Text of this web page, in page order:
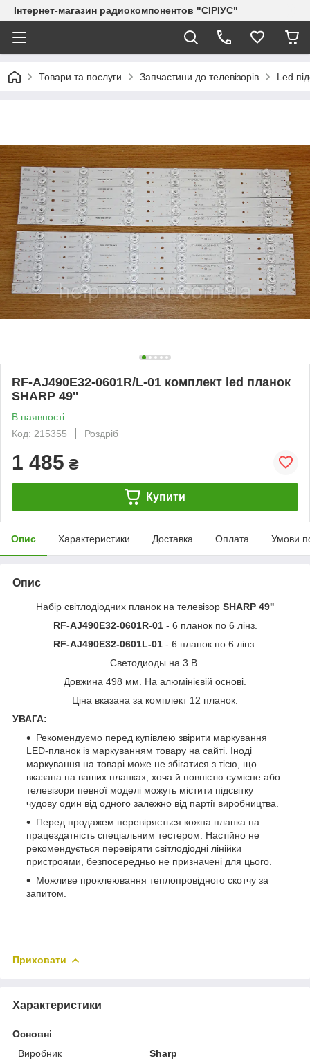
Інтернет-магазин радиокомпонентов "СІРІУС"
Товари та послуги Запчастини до телевізорів Led
RF-AJ490E32-0601R/L-01 комплект led планок
SHARP 49''
В наявності
Код: 215355
Роздріб
1 485 ₴
Купити
Опис Характеристики Доставка Оплата Умови
Опис
Набір світлодіодних планок на телевізор SHARP 49''
RF-AJ490E32-0601R-01 - 6 планок по 6 лінз.
RF-AJ490E32-0601L-01 - 6 планок по 6 лінз.
Светодиоды на 3 В.
Довжина 498 мм. На алюмінієвій основі.
Ціна вказана за комплект 12 планок.
УВАГА:
Рекомендуємо перед купівлею звірити маркування
LED-планок із маркуванням товару на сайті. Іноді
маркування на товарі може не збігатися з тією, що
вказана на ваших планках, хоча й повністю сумісне або
телевізори певної моделі можуть містити підсвітку
чудову один від одного залежно від партії виробництва.
Перед продажем перевіряється кожна планка на
працездатність спеціальним тестером. Настійно не
рекомендується перевіряти світлодіодні лінійки
пристроями, безпосередньо не призначені для цього.
Можливе проклеювання теплопровідного скотчу за
запитом.
Приховати
Характеристики
Основні
Виробник
Sharp